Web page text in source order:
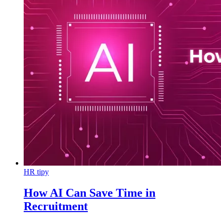
HR tipy
How AI Can Save Time in
Recruitment